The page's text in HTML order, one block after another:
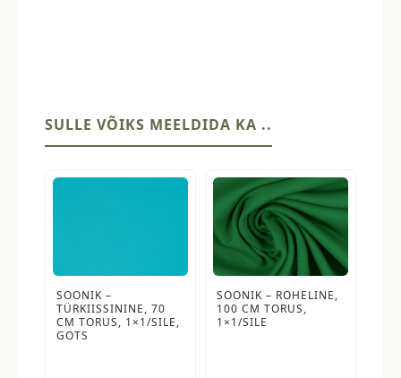
SULLE VÕIKS MEELDIDA KA ..
SOONIK –
TÜRKIISSININE, 70
CM TORUS, 1×1/SILE,
GOTS
SOONIK – ROHELINE,
100 CM TORUS,
1×1/SILE